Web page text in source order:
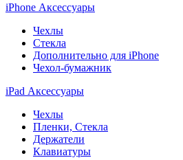
iPhone Аксессуары
Чехлы
Стекла
Дополнительно для iPhone
Чехол-бумажник
iPad Аксессуары
Чехлы
Пленки, Стекла
Держатели
Клавиатуры